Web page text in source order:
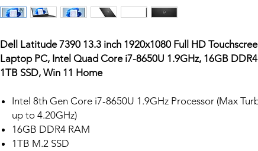
Dell Latitude 7390 13.3 inch 1920x1080 Full HD
Laptop PC, Intel Quad Core i7-8650U 1.9GHz, 16GB
1TB SSD, Win 11 Home
Intel 8th Gen Core i7-8650U 1.9GHz Processor (Max
up to 4.20GHz)
16GB DDR4 RAM
1TB M.2 SSD